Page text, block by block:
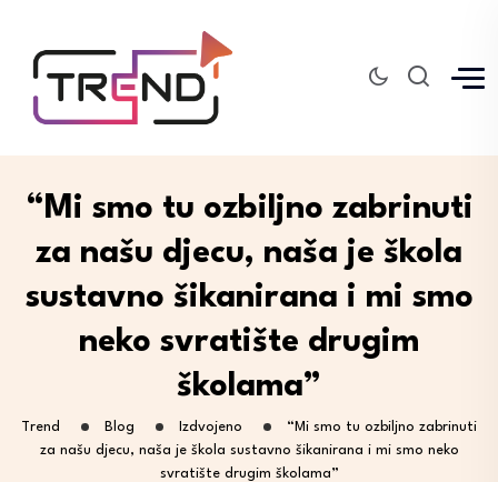
“Mi smo tu ozbiljno zabrinuti
za našu djecu, naša je škola
sustavno šikanirana i mi smo
neko svratište drugim
školama”
Trend Blog Izdvojeno
“Mi smo tu ozbiljno zabrinuti
za našu djecu, naša je škola sustavno šikanirana i mi smo neko
svratište drugim školama”